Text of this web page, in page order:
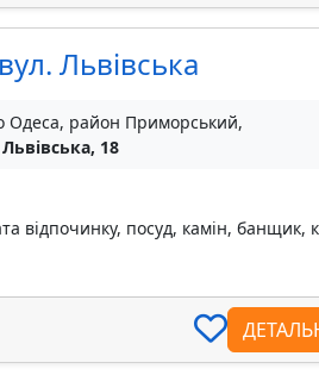
Львівська
Одеса, район Приморський,
18
відпочинку, посуд, камін, банщик,